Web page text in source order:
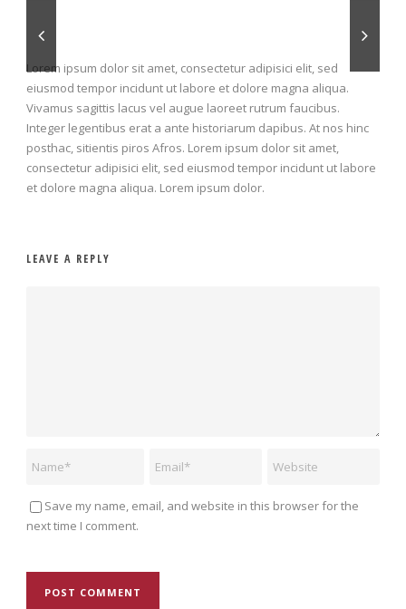
Lorem ipsum dolor sit amet, consectetur adipisici elit, sed
eiusmod tempor incidunt ut labore et dolore magna aliqua.
Vivamus sagittis lacus vel augue laoreet rutrum faucibus.
Integer legentibus erat a ante historiarum dapibus. At nos hinc
posthac, sitientis piros Afros. Lorem ipsum dolor sit amet,
consectetur adipisici elit, sed eiusmod tempor incidunt ut labore
et dolore magna aliqua. Lorem ipsum dolor.
LEAVE A REPLY
Save my name, email, and website in this browser for the
next time I comment.